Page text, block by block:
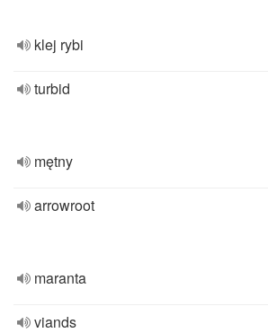
klej rybi
turbid
mętny
arrowroot
maranta
viands